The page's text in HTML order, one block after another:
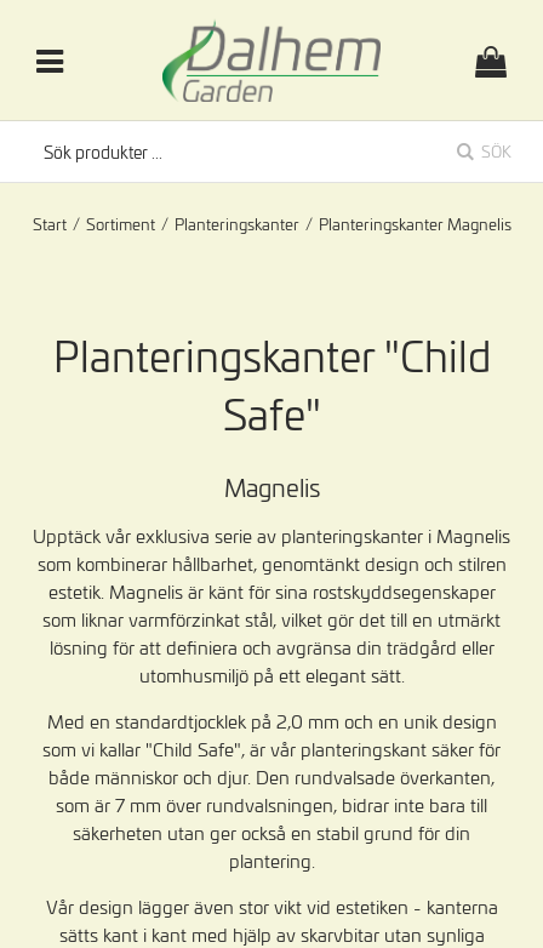
SÖK
Start / Sortiment / Planteringskanter / Planteringskanter Magnelis
Planteringskanter "Child
Safe"
Magnelis
Upptäck vår exklusiva serie av planteringskanter i Magnelis
som kombinerar hållbarhet, genomtänkt design och stilren
estetik. Magnelis är känt för sina rostskyddsegenskaper
som liknar varmförzinkat stål, vilket gör det till en utmärkt
lösning för att definiera och avgränsa din trädgård eller
utomhusmiljö på ett elegant sätt.
Med en standardtjocklek på 2,0 mm och en unik design
som vi kallar "Child Safe", är vår planteringskant säker för
både människor och djur. Den rundvalsade överkanten,
som är 7 mm över rundvalsningen, bidrar inte bara till
säkerheten utan ger också en stabil grund för din
plantering.
Vår design lägger även stor vikt vid estetiken - kanterna
sätts kant i kant med hjälp av skarvbitar utan synliga